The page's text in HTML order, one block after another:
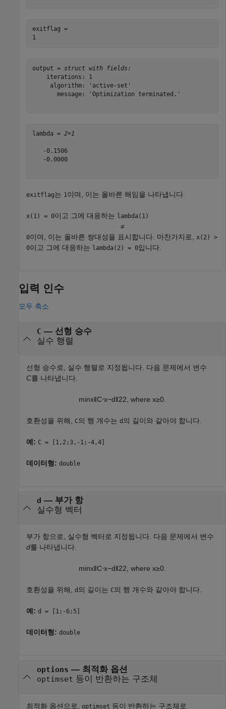
exitflag =
1
output = struct with fields:
    iterations: 1
     algorithm: 'active-set'
       message: 'Optimization terminated.'
lambda = 2×1
   -0.1506
   -0.0000
exitflag는 1 이며, 이는 올바른 해임을 나타냅니다.
x(1) = 0이고 그에 대응하는 lambda(1)
≠
0이며, 이는 올바른 쌍대성을 표시합니다. 마찬가지로,
x(2) >
0이고 그에 대응하는 lambda(2) = 0입니다.
입력 인수
모두 축소
C — 선형 승수
실수 행렬
선형 승수로, 실수 행렬로 지정됩니다. 다음 문제에서 변수
C를 나타냅니다.
minx‖C⋅x−d‖22, where x≥0.
호환성을 위해, C의 행 개수는 d 의 길이와 같아야 합니다.
예: C = [1,2;3,-1;-4,4]
데이터형: double
d — 부가 항
실수형 벡터
부가 항으로, 실수형 벡터로 지정됩니다. 다음 문제에서 변수
d를 나타냅니다.
minx‖C⋅x−d‖22, where x≥0.
호환성을 위해, d 의 길이는 C의 행 개수와 같아야 합니다.
예: d = [1;-6;5]
데이터형: double
options — 최적화 옵션
optimset 등이 반환하는 구조체
최적화 옵션으로, optimset 등이 반환하는 구조체로